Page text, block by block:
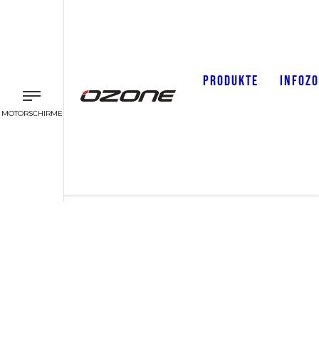
MOTORSCHIRME
PRODUKTE